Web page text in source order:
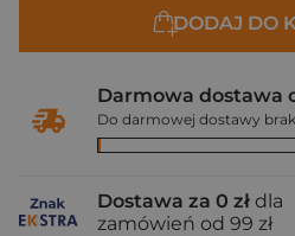
DODAJ DO
Darmowa dostawa
Do darmowej dostawy
Dostawa za 0 zł dla
zamówień od 99 zł